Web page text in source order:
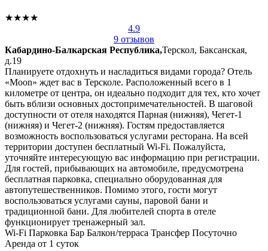
★★★★
4.9
9 отзывов
Кабардино-Балкарская Республика,Терскол, Баксанская,
д.19
Планируете отдохнуть и насладиться видами города? Отель
«Moon» ждет вас в Терсколе. Расположенный всего в 1
километре от центра, он идеально подходит для тех, кто хочет
быть вблизи основных достопримечательностей. В шаговой
доступности от отеля находятся Парная (нижняя), Чегет-1
(нижняя) и Чегет-2 (нижняя). Гостям предоставляется
возможность воспользоваться услугами ресторана. На всей
территории доступен бесплатный Wi-Fi. Пожалуйста,
уточняйте интересующую вас информацию при регистрации.
Для гостей, прибывающих на автомобиле, предусмотрена
бесплатная парковка, специально оборудованная для
автопутешественников. Помимо этого, гости могут
воспользоваться услугами сауны, паровой бани и
традиционной бани. Для любителей спорта в отеле
функционирует тренажерный зал.
Wi-Fi Парковка Бар Балкон/терраса Трансфер Посуточно
Аренда от 1 суток